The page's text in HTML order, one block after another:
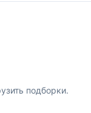
подборки.